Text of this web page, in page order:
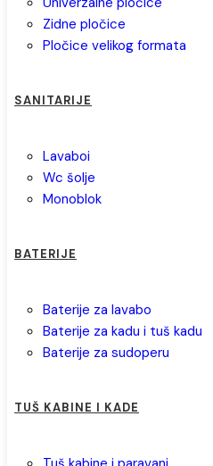
zidne pločice
pločice velikog formata
SANITARIJE
lavaboi
wc šolje
monoblok
BATERIJE
baterije za lavabo
baterije za kadu i tuš kadu
baterije za sudoperu
TUŠ KABINE I KADE